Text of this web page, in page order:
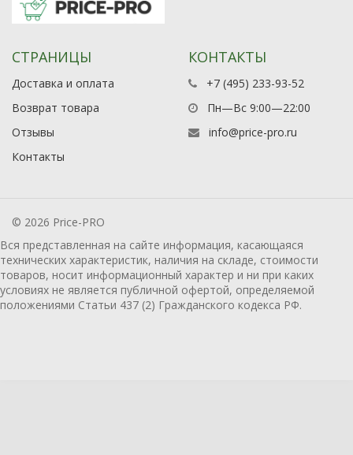
СТРАНИЦЫ
Доставка и оплата
Возврат товара
Отзывы
Контакты
КОНТАКТЫ
+7 (495) 233-93-52
Пн—Вс 9:00—22:00
info@price-pro.ru
© 2026 Price-PRO
Вся представленная на сайте информация, касающаяся
технических характеристик, наличия на складе, стоимости
товаров, носит информационный характер и ни при каких
условиях не является публичной офертой, определяемой
положениями Статьи 437 (2) Гражданского кодекса РФ.